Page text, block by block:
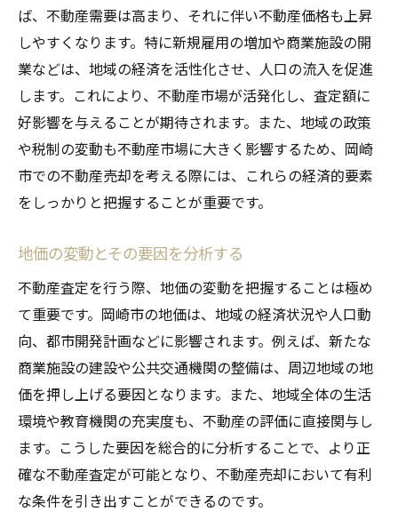
ば、不動産需要は高まり、それに伴い不動産価格も上昇
しやすくなります。特に新規雇用の増加や商業施設の開
業などは、地域の経済を活性化させ、人口の流入を促進
します。これにより、不動産市場が活発化し、査定額に
好影響を与えることが期待されます。また、地域の政策
や税制の変動も不動産市場に大きく影響するため、岡崎
市での不動産売却を考える際には、これらの経済的要素
をしっかりと把握することが重要です。
地価の変動とその要因を分析する
不動産査定を行う際、地価の変動を把握することは極め
て重要です。岡崎市の地価は、地域の経済状況や人口動
向、都市開発計画などに影響されます。例えば、新たな
商業施設の建設や公共交通機関の整備は、周辺地域の地
価を押し上げる要因となります。また、地域全体の生活
環境や教育機関の充実度も、不動産の評価に直接関与し
ます。こうした要因を総合的に分析することで、より正
確な不動産査定が可能となり、不動産売却において有利
な条件を引き出すことができるのです。